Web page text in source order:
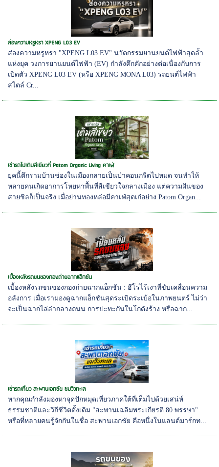
ส่องความหรูหรา XPENG L03 EV
ส่องความหรูหรา "XPENG L03 EV" นวัตกรรมยานยนต์ไฟฟ้าสุดล้ำ
แห่งยุค วงการยานยนต์ไฟฟ้า (EV) กำลังคึกคักอย่างต่อเนื่องกับการ
เปิดตัว XPENG L03 EV (หรือ XPENG MONA L03) รถยนต์ไฟฟ้า
สไตล์ Cr...
เช่ารถไปเติมสีเขียวที่ Patom Organic Living คาเฟ่
ยุคนี้ตึกรามบ้านช่องในเมืองกลายเป็นป่าคอนกรีตไปหมด จนทำให้
หลายคนเกิดอาการโหยหาพื้นที่สีเขียวใจกลางเมือง แต่ความฝันของ
สายชิลก็เป็นจริง เมื่อย่านทองหล่อมีคาเฟ่สุดเก๋อย่าง Patom Organ...
เบื้องหลังรถขนของกองถ่ายฉากแอ็กชัน
เบื้องหลังรถขนของกองถ่ายฉากแอ็กชัน : ฮีโร่ไร้เงาที่ขับเคลื่อนความ
อลังการ เมื่อเรามองดูฉากแอ็กชันสุดระเบิดระเบ้อในภาพยนตร์ ไม่ว่า
จะเป็นฉากไล่ล่ากลางถนน การปะทะกันในโกดังร้าง หรือฉาก...
เช่ารถเที่ยว สะพานเอกชัย ชมวิวทะเล
หากคุณกำลังมองหาจุดปักหมุดเที่ยวภาคใต้ที่เต็มไปด้วยเสน่ห์
ธรรมชาติและวิถีชีวิตดั้งเดิม "สะพานเฉลิมพระเกียรติ 80 พรรษา"
หรือที่หลายคนรู้จักกันในชื่อ สะพานเอกชัย คือหนึ่งในแลนด์มาร์กท...